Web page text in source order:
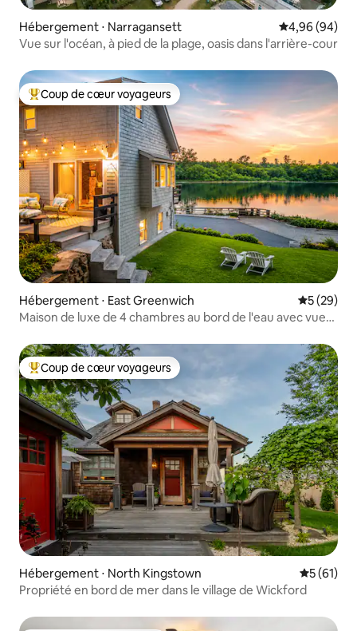
Hébergement ⋅ Narragansett Évaluation
4,96 (94)
Vue sur l'océan, à pied de la plage, oasis dans l'arrière-cour
Coups de cœur voyageurs les plus appréciés
Coup de cœur voyageurs
Hébergement ⋅ East Greenwich
5 (29)
Maison de luxe de 4 chambres au bord de l'eau avec vue
Coups de cœur voyageurs les plus appréciés
Coup de cœur voyageurs
Hébergement ⋅ North Kingstown
5 (61)
Propriété en bord de mer dans le village de Wickford